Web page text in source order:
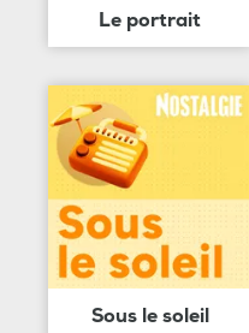
Le portrait
Sous le soleil